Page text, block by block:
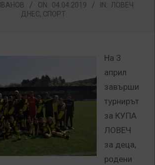
ON: 04.04.2019 IN: ЛОВЕЧ
ДНЕС, СПОРТ
На 3
април
завърши
турнирът
за КУПА
ЛОВЕЧ
за деца,
родени